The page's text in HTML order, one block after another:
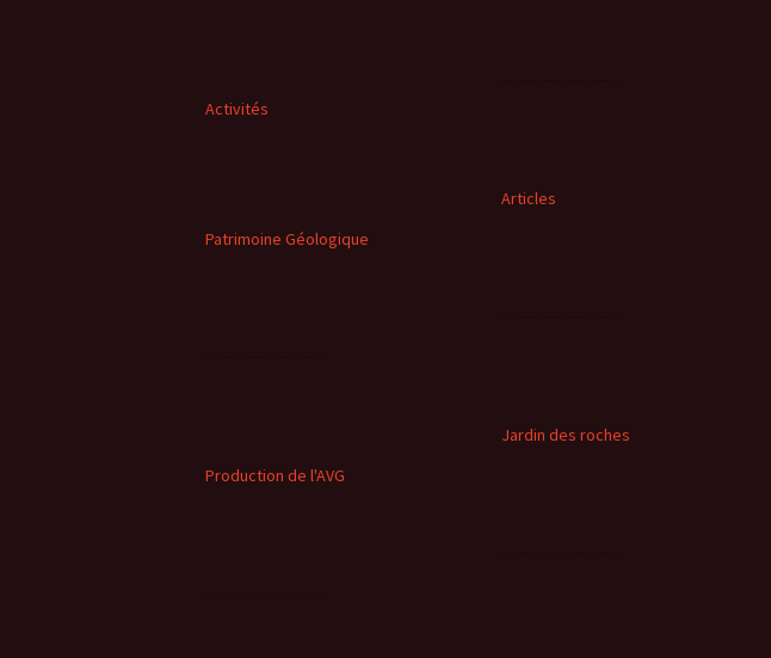
Activités
Articles
Patrimoine Géologique
Jardin des roches
Production de l'AVG